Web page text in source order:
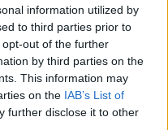
information utilized by
to third parties prior to
out of the further
by third parties on the
This information may
on the IAB’s List of
further disclose it to other
de placard”
il arrivera parfois
prévu. Anticipez avec
peu d’ingrédients :